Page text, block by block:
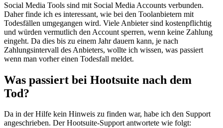
Social Media Tools sind mit Social Media Accounts verbunden.
Daher finde ich es interessant, wie bei den Toolanbietern mit
Todesfällen umgegangen wird. Viele Anbieter sind kostenpflichtig
und würden vermutlich den Account sperren, wenn keine Zahlung
eingeht. Da dies bis zu einem Jahr dauern kann, je nach
Zahlungsintervall des Anbieters, wollte ich wissen, was passiert
wenn man vorher einen Todesfall meldet.
Was passiert bei Hootsuite nach dem
Tod?
Da in der Hilfe kein Hinweis zu finden war, habe ich den Support
angeschrieben. Der Hootsuite-Support antwortete wie folgt: